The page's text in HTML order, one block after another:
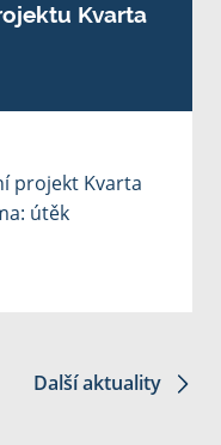
Kvarta
projekt Kvarta
útěk
Další aktuality